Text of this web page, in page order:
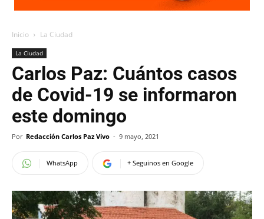
Inicio La Ciudad
La Ciudad
Carlos Paz: Cuántos casos
de Covid-19 se informaron
este domingo
Por Redacción Carlos Paz Vivo - 9 mayo, 2021
WhatsApp + Seguinos en Google